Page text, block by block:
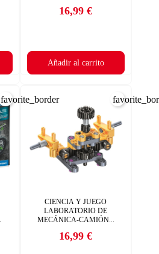
Precio
16,99 €
Añadir al carrito
favorite_border
CIENCIA Y JUEGO
LABORATORIO DE
MECÁNICA-CAMIÓN...
Precio
16,99 €